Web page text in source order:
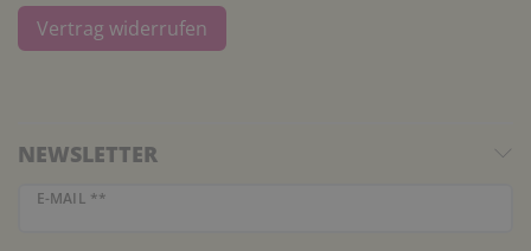
Vertrag widerrufen
NEWSLETTER
E-MAIL **
Newsletter Honig